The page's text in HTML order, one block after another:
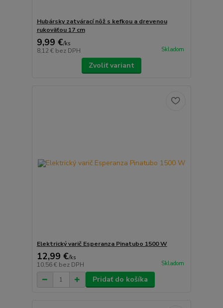
Hubársky zatvárací nôž s kefkou a drevenou
rukoväťou 17 cm
9,99 €/ks
8,12 € bez DPH Skladom
Zvoliť variant
Elektrický varič Esperanza Pinatubo 1500 W
12,99 €/ks
10,56 € bez DPH Skladom
Pridať do košíka